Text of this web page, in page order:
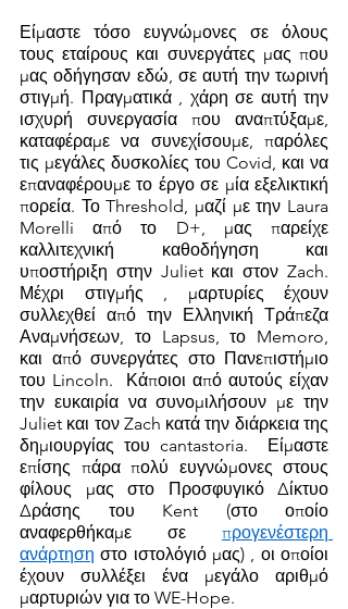
Είμαστε τόσο ευγνώμονες σε όλους
τους εταίρους και συνεργάτες μας που
μας οδήγησαν εδώ, σε αυτή την τωρινή
στιγμή. Πραγματικά , χάρη σε αυτή την
ισχυρή συνεργασία που αναπτύξαμε,
καταφέραμε να συνεχίσουμε, παρόλες
τις μεγάλες δυσκολίες του Covid, και να
επαναφέρουμε το έργο σε μία εξελικτική
πορεία. Το Threshold, μαζί με την Laura
Morelli από το D+, μας παρείχε
καλλιτεχνική καθοδήγηση και
υποστήριξη στην Juliet και στον Zach.
Μέχρι στιγμής , μαρτυρίες έχουν
συλλεχθεί από την Ελληνική Τράπεζα
Αναμνήσεων, το Lapsus, το Memoro,
και από συνεργάτες στο Πανεπιστήμιο
του Lincoln.  Κάποιοι από αυτούς είχαν
την ευκαιρία να συνομιλήσουν με την
Juliet και τον Zach κατά την διάρκεια της
δημιουργίας του cantastoria.  Είμαστε
επίσης πάρα πολύ ευγνώμονες στους
φίλους μας στο Προσφυγικό Δίκτυο
Δράσης του Kent (στο οποίο
αναφερθήκαμε σε προγενέστερη
ανάρτηση στο ιστολόγιό μας) , οι οποίοι
έχουν συλλέξει ένα μεγάλο αριθμό
μαρτυριών για το WE-Hope.